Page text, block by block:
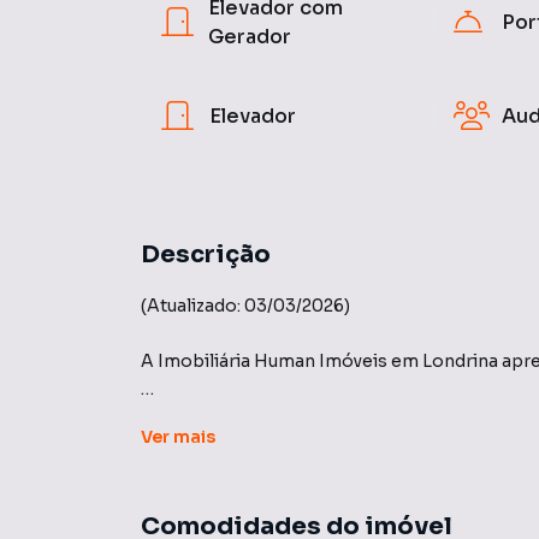
Elevador com
Gerador
Elevador
Descrição
(Atualizado: 03/03/2026)
A Imobiliária Human Imóveis em Londrina
garantem conforto e segurança aos seus
Ver mais
Comodidades do imóvel